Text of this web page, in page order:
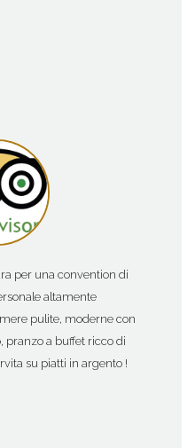
per una convention di
altamente
pulite, moderne con
pranzo a buffet ricco di
su piatti in argento !